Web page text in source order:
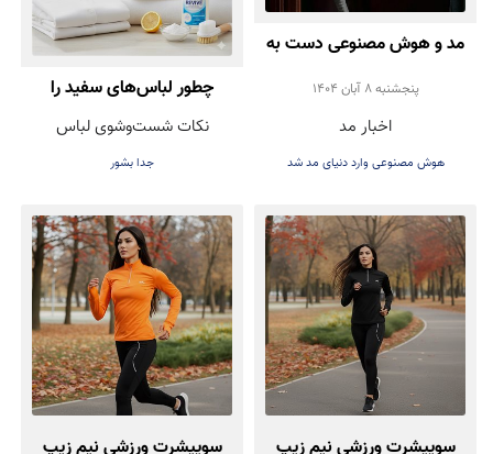
مد و هوش مصنوعی دست به
دست هم دادند!
پنجشنبه 8 آبان 1404
اخبار مد
هوش مصنوعی وارد دنیای مد شد
چطور لباس‌های سفید را
همیشه روشن و تمیز نگه
داریم؟
نکات شست‌وشوی لباس
جدا بشور
سوییشرت ورزشی نیم زیپ سوییشرت ورزشی نیم زیپ